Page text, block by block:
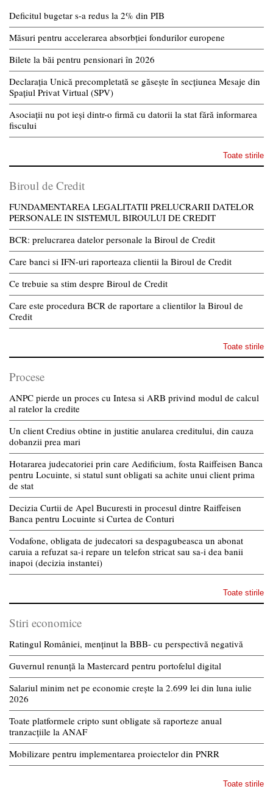
Deficitul bugetar s-a redus la 2% din PIB
Măsuri pentru accelerarea absorbției fondurilor europene
Bilete la băi pentru pensionari în 2026
Declarația Unică precompletată se găsește în secțiunea Mesaje din
Spațiul Privat Virtual (SPV)
Asociații nu pot ieși dintr-o firmă cu datorii la stat fără informarea
fiscului
Toate stirile
Biroul de Credit
FUNDAMENTAREA LEGALITATII PRELUCRARII DATELOR
PERSONALE IN SISTEMUL BIROULUI DE CREDIT
BCR: prelucrarea datelor personale la Biroul de Credit
Care banci si IFN-uri raporteaza clientii la Biroul de Credit
Ce trebuie sa stim despre Biroul de Credit
Care este procedura BCR de raportare a clientilor la Biroul de
Credit
Toate stirile
Procese
ANPC pierde un proces cu Intesa si ARB privind modul de calcul
al ratelor la credite
Un client Credius obtine in justitie anularea creditului, din cauza
dobanzii prea mari
Hotararea judecatoriei prin care Aedificium, fosta Raiffeisen Banca
pentru Locuinte, si statul sunt obligati sa achite unui client prima
de stat
Decizia Curtii de Apel Bucuresti in procesul dintre Raiffeisen
Banca pentru Locuinte si Curtea de Conturi
Vodafone, obligata de judecatori sa despagubeasca un abonat
caruia a refuzat sa-i repare un telefon stricat sau sa-i dea banii
inapoi (decizia instantei)
Toate stirile
Stiri economice
Ratingul României, menținut la BBB- cu perspectivă negativă
Guvernul renunță la Mastercard pentru portofelul digital
Salariul minim net pe economie crește la 2.699 lei din luna iulie
2026
Toate platformele cripto sunt obligate să raporteze anual
tranzacțiile la ANAF
Mobilizare pentru implementarea proiectelor din PNRR
Toate stirile